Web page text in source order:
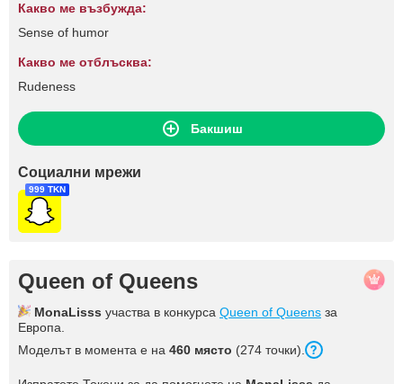
Какво ме възбужда:
Sense of humor
Какво ме отблъсква:
Rudeness
Бакшиш
Социални мрежи
999 TKN
Queen of Queens
MonaLisss участва в конкурса Queen of Queens за
Европа.
Моделът в момента е на 460 място (274 точки).